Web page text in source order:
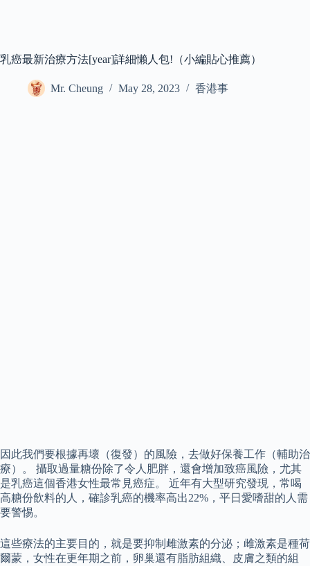
乳癌最新治療方法[year]詳細懶人包!（小編貼心推薦）
Mr. Cheung May 28, 2023 香港事
因此我們要根據再壞（復發）的風險，去做好保養工作（輔助治
療）。 攝取過量糖份除了令人肥胖，還會增加致癌風險，尤其
是乳癌這個香港女性最常見癌症。 近年有大型研究發現，常喝
高糖份飲料的人，確診乳癌的機率高出22%，平日愛嗜甜的人需
要警惕。
這些療法的主要目的，就是要抑制雌激素的分泌；雌激素是種荷
爾蒙，女性在更年期之前，卵巢還有脂肪組織、皮膚之類的組